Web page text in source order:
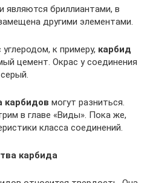
являются бриллиантами, в
другими элементами.
к примеру, карбид
цемент. Окрас у соединения
серый.
карбидов могут разниться.
в главе «Виды». Пока же,
класса соединений.
карбида